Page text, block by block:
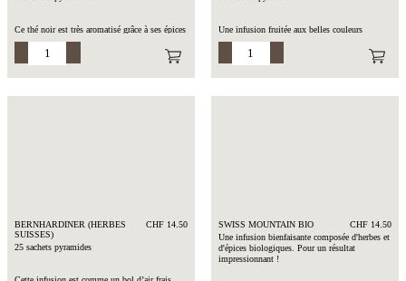
Ce thé noir est très aromatisé grâce à ses épices
originales de Yogi. Cette boisson possède des
propriétés de l’enseignement ayurvédique. Il
vous plongera au cœur de l’Inde avec ses
Composition : Thé noir d’Inde, cannelle, anis,
Une infusion fruitée aux belles couleurs
rougeâtres et au goût sucré. Le cynorhodon est
très riche en vitamines et les vraies fleurs
d’hibiscus qui l’accompagnent se marient à
BERNHARDINER (HERBES
SUISSES)
CHF 14.50
25 sachets pyramides
SWISS MOUNTAIN BIO
CHF 14.50
Une infusion bienfaisante composée d'herbes et
d'épices biologiques. Pour un résultat
impressionnant !